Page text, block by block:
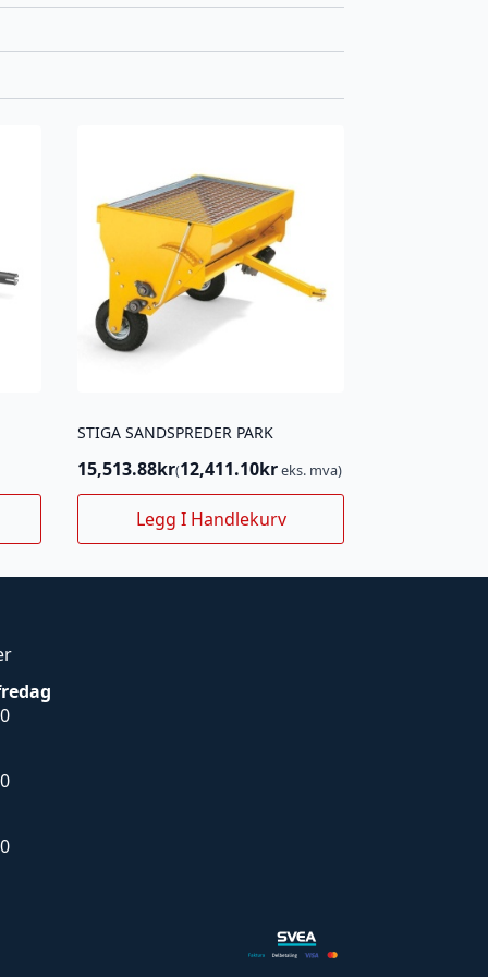
STIGA SANDSPREDER PARK
15,513.88kr(12,411.10kreks. mva)
Legg I Handlekurv